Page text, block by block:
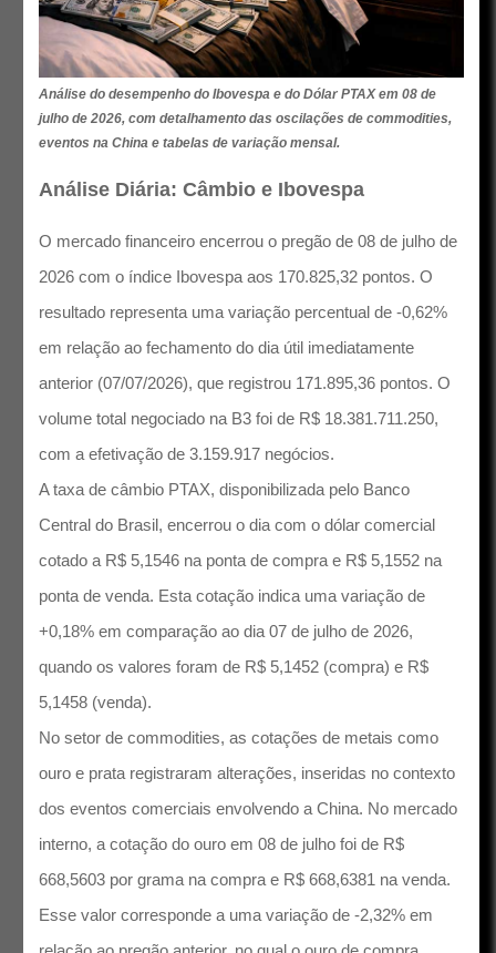
Análise do desempenho do Ibovespa e do Dólar PTAX em 08 de
julho de 2026, com detalhamento das oscilações de commodities,
eventos na China e tabelas de variação mensal.
Análise Diária: Câmbio e Ibovespa
O mercado financeiro encerrou o pregão de 08 de julho de
2026 com o índice Ibovespa aos 170.825,32 pontos. O
resultado representa uma variação percentual de -0,62%
em relação ao fechamento do dia útil imediatamente
anterior (07/07/2026), que registrou 171.895,36 pontos. O
volume total negociado na B3 foi de R$ 18.381.711.250,
com a efetivação de 3.159.917 negócios.
A taxa de câmbio PTAX, disponibilizada pelo Banco
Central do Brasil, encerrou o dia com o dólar comercial
cotado a R$ 5,1546 na ponta de compra e R$ 5,1552 na
ponta de venda. Esta cotação indica uma variação de
+0,18% em comparação ao dia 07 de julho de 2026,
quando os valores foram de R$ 5,1452 (compra) e R$
5,1458 (venda).
No setor de commodities, as cotações de metais como
ouro e prata registraram alterações, inseridas no contexto
dos eventos comerciais envolvendo a China. No mercado
interno, a cotação do ouro em 08 de julho foi de R$
668,5603 por grama na compra e R$ 668,6381 na venda.
Esse valor corresponde a uma variação de -2,32% em